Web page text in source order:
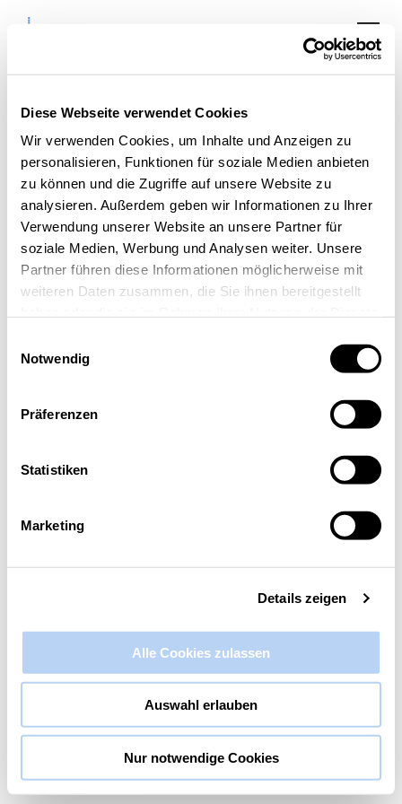
Diese Webseite verwendet Cookies
Wir verwenden Cookies, um Inhalte und Anzeigen zu
personalisieren, Funktionen für soziale Medien anbieten
zu können und die Zugriffe auf unsere Website zu
analysieren. Außerdem geben wir Informationen zu Ihrer
Verwendung unserer Website an unsere Partner für
soziale Medien, Werbung und Analysen weiter. Unsere
Partner führen diese Informationen möglicherweise mit
weiteren Daten zusammen, die Sie ihnen bereitgestellt
Notwendig
Präferenzen
Statistiken
Marketing
Details zeigen
Alle Cookies zulassen
Auswahl erlauben
Nur notwendige Cookies
Was ist neu bei iOS?
Talk mit iOS-
Entwickler Manuel
Carrasco Molina
Was ist neu bei iOS? Talk mit
Was ist neu bei iOS? Talk mit iOS-
Entwickler Manuel Carrasco Molina